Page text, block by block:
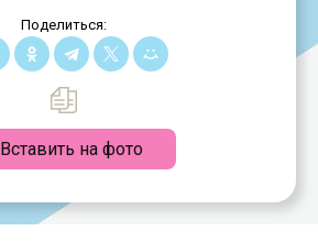
Поделиться:
Вставить на фото